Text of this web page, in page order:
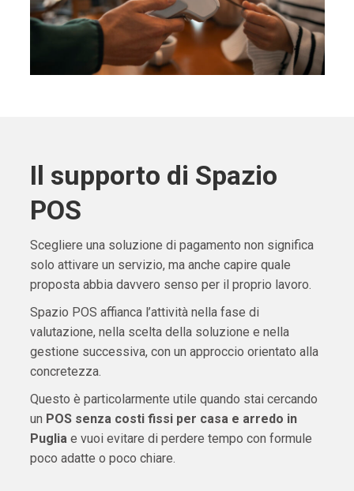
Il supporto di Spazio
POS
Scegliere una soluzione di pagamento non significa
solo attivare un servizio, ma anche capire quale
proposta abbia davvero senso per il proprio lavoro.
Spazio POS affianca l’attività nella fase di
valutazione, nella scelta della soluzione e nella
gestione successiva, con un approccio orientato alla
concretezza.
Questo è particolarmente utile quando stai cercando
un POS senza costi fissi per casa e arredo in
Pugliae vuoi evitare di perdere tempo con formule
poco adatte o poco chiare.